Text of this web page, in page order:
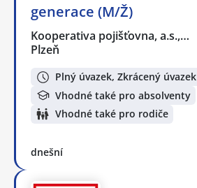
generace (M/Ž)
Kooperativa pojišťovna, a.s.,…
Plzeň
Plný úvazek, Zkrácený úvazek
Vhodné také pro absolventy
Vhodné také pro rodiče
dnešní